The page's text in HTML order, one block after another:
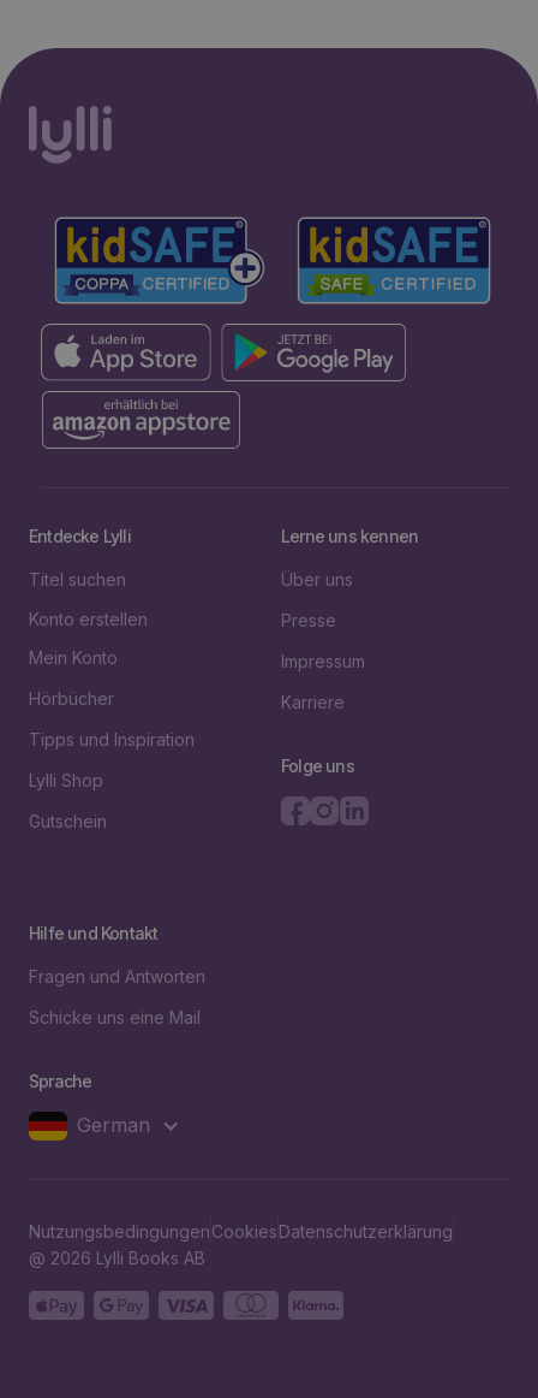
Entdecke Lylli
Titel suchen
Konto erstellen
Mein Konto
Hörbücher
Tipps und Inspiration
Lylli Shop
Gutschein
Lerne uns kennen
Über uns
Presse
Impressum
Karriere
Folge uns
Hilfe und Kontakt
Fragen und Antworten
Schicke uns eine Mail
Sprache
German
NutzungsbedingungenCookiesDatenschutzerklärung
@ 2026 Lylli Books AB